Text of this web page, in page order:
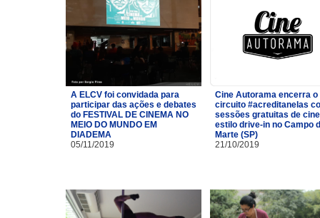
A ELCV foi convidada para
participar das ações e debates
do FESTIVAL DE CINEMA NO
MEIO DO MUNDO EM
DIADEMA
05/11/2019
Cine Autorama encerra o
circuito #acreditanelas
sessões gratuitas de
estilo drive-in no Campo
Marte (SP)
21/10/2019